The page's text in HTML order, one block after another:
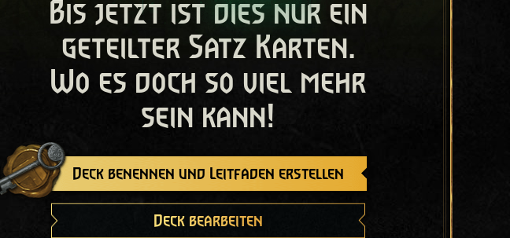
Bis jetzt ist dies nur ein
geteilter Satz Karten.
Wo es doch so viel mehr
sein kann!
Deck benennen und Leitfaden erstellen
Deck bearbeiten